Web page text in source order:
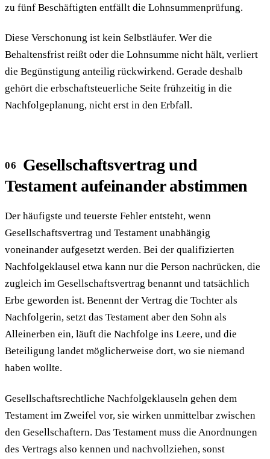
zu fünf Beschäftigten entfällt die Lohnsummenprüfung.
Diese Verschonung ist kein Selbstläufer. Wer die
Behaltensfrist reißt oder die Lohnsumme nicht hält, verliert
die Begünstigung anteilig rückwirkend. Gerade deshalb
gehört die erbschaftsteuerliche Seite frühzeitig in die
Nachfolgeplanung, nicht erst in den Erbfall.
Gesellschaftsvertrag und
Testament aufeinander abstimmen
Der häufigste und teuerste Fehler entsteht, wenn
Gesellschaftsvertrag und Testament unabhängig
voneinander aufgesetzt werden. Bei der qualifizierten
Nachfolgeklausel etwa kann nur die Person nachrücken, die
zugleich im Gesellschaftsvertrag benannt und tatsächlich
Erbe geworden ist. Benennt der Vertrag die Tochter als
Nachfolgerin, setzt das Testament aber den Sohn als
Alleinerben ein, läuft die Nachfolge ins Leere, und die
Beteiligung landet möglicherweise dort, wo sie niemand
haben wollte.
Gesellschaftsrechtliche Nachfolgeklauseln gehen dem
Testament im Zweifel vor, sie wirken unmittelbar zwischen
den Gesellschaftern. Das Testament muss die Anordnungen
des Vertrags also kennen und nachvollziehen, sonst